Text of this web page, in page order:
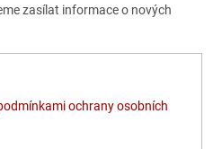
zasílat informace o nových
ochrany osobních